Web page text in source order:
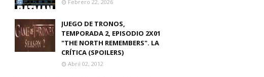
Febrero 22, 2026
JUEGO DE TRONOS,
TEMPORADA 2, EPISODIO 2X01
"THE NORTH REMEMBERS". LA
CRÍTICA (SPOILERS)
Abril 02, 2012